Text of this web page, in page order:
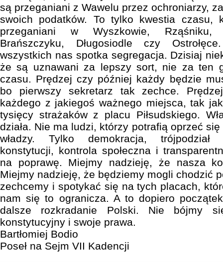
są przeganiani z Wawelu przez ochroniarzy,
swoich podatków. To tylko kwestia czasu,
przeganiani w Wyszkowie, Rząśniku,
Brańszczyku, Długosiodle czy
wszystkich nas spotka segregacja. Dzisiaj
że są uznawani za lepszy sort, nie za ten
czasu. Prędzej czy później każdy będzie
bo pierwszy sekretarz tak zechce.
każdego z jakiegoś ważnego miejsca, tak
tysięcy strażaków z placu Piłsudskiego.
działa. Nie ma ludzi, którzy potrafią oprzeć
władzy. Tylko demokracja, trójpodział
konstytucji, kontrola społeczna i
na poprawę. Miejmy nadzieję, że nasza
Miejmy nadzieję, że będziemy mogli chodzić
zechcemy i spotykać się na tych placach,
nam się to ogranicza. A to dopiero
dalsze rozkradanie Polski. Nie bójmy
konstytucyjny i swoje prawa.
Bartłomiej Bodio
Poseł na Sejm VII Kadencji